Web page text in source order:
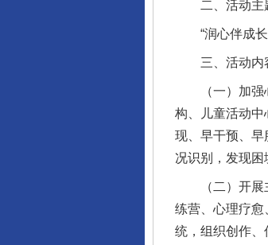
二、活动主
“润心伴成长
三、活动内
（一）加强心
构、儿童活动
现、早干预、
况识别，发现困
（二）开展主
练营、心理疗
统，组织创作